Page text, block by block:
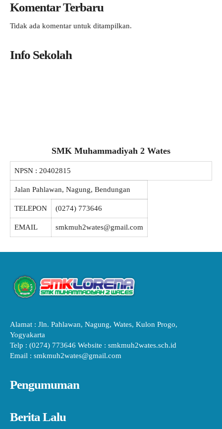
Komentar Terbaru
Tidak ada komentar untuk ditampilkan.
Info Sekolah
SMK Muhammadiyah 2 Wates
NPSN : 20402815
Jalan Pahlawan, Nagung, Bendungan
TELEPON (0274) 773646
EMAIL smkmuh2wates@gmail.com
Alamat : Jln. Pahlawan, Nagung, Wates, Kulon Progo,
Yogyakarta
Telp : (0274) 773646 Website : smkmuh2wates.sch.id
Email : smkmuh2wates@gmail.com
Pengumuman
Berita Lalu